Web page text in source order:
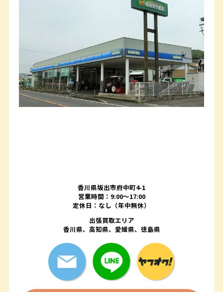
香川県坂出市府中町4-1
営業時間：9:00～17:00
定休日：なし（年中無休）
出張買取エリア
香川県、高知県、愛媛県、徳島県